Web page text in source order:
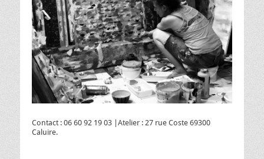
Contact : 06 60 92 19 03 |Atelier : 27 rue Coste 69300
Caluire.